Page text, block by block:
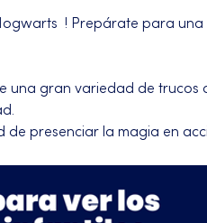
! Prepárate para
una gran variedad de
de presenciar la magia en